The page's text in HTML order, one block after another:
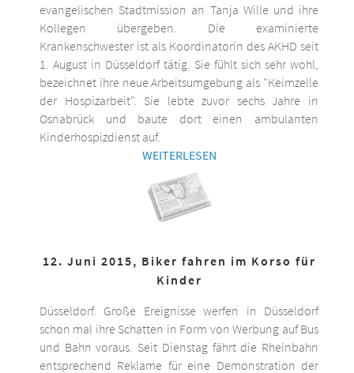
evangelischen Stadtmission an Tanja Wille und ihre
Kollegen übergeben. Die examinierte
Krankenschwester ist als Koordinatorin des AKHD seit
1. August in Düsseldorf tätig. Sie fühlt sich sehr wohl,
bezeichnet ihre neue Arbeitsumgebung als "Keimzelle
der Hospizarbeit". Sie lebte zuvor sechs Jahre in
Osnabrück und baute dort einen ambulanten
Kinderhospizdienst auf.
WEITERLESEN
12. Juni 2015, Biker fahren im Korso für
Kinder
Düsseldorf. Große Ereignisse werfen in Düsseldorf
schon mal ihre Schatten in Form von Werbung auf Bus
und Bahn voraus. Seit Dienstag fährt die Rheinbahn
entsprechend Reklame für eine Demonstration der